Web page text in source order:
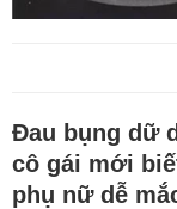
Đau bụng dữ
cô gái mới
phụ nữ dễ